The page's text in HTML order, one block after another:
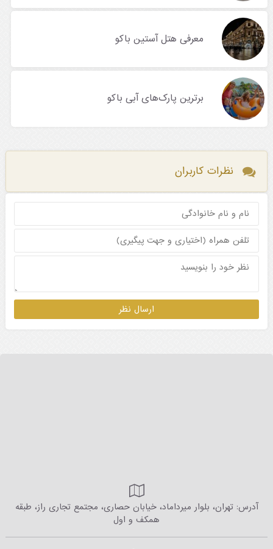
معرفی هتل آستین باکو
برترین پارک‌های آبی باکو
نظرات کاربران
آدرس: تهران، بلوار میرداماد، خیابان حصاری، مجتمع تجاری راز، طبقه
همکف و اول